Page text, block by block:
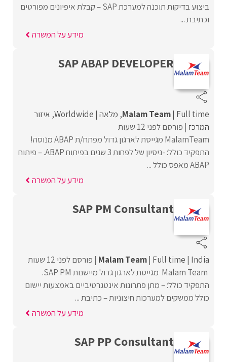
ביצוע בדיקות תוכנה למערכת SAP – קבלת איפיונים מפורטים
וכתיבת ...
מידע על המשרה
SAP ABAP DEVELOPER
Malam Team Full time מלאה Worldwide איזור
המרכז פורסם לפני 12 שעות
MalamTeam מגייסת לארגון גדול מפתח/ת ABAP מנוסה!
התפקיד כולל: -ניסיון של לפחות 3 שנים בפיתוח ABAP. – פיתוח
ABAP מאפס כולל ...
מידע על המשרה
SAP PM Consultant
Malam Team Full time India
פורסם לפני 12 שעות
Malam Team מגייסת לארגון גדול מיישםת SAP PM.
התפקיד כולל: – מתן פתרונות אינטגרטיביים באמצעות יישום
כולל ממשקים למערכות חיצוניות – כתיבת ...
מידע על המשרה
SAP PP Consultant